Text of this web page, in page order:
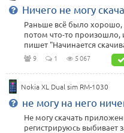
Ничего не могу
Раньше всё было хорошо,
потом что-то произошло,
пишет "Начинается
9 1 5 067
Nokia XL Dual sim RM-1030
не могу на него
Не могу скачать
регистрируюсь выбивает